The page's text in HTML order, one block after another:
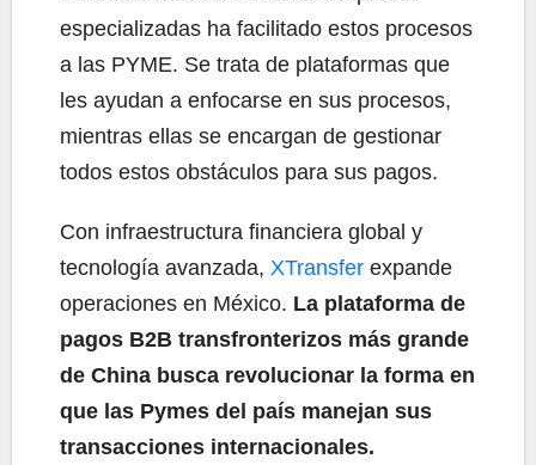
especializadas ha facilitado estos procesos
a las PYME. Se trata de plataformas que
les ayudan a enfocarse en sus procesos,
mientras ellas se encargan de gestionar
todos estos obstáculos para sus pagos.
Con infraestructura financiera global y
tecnología avanzada, XTransfer expande
operaciones en México. La plataforma de
pagos B2B transfronterizos más grande
de China busca revolucionar la forma en
que las Pymes del país manejan sus
transacciones internacionales.